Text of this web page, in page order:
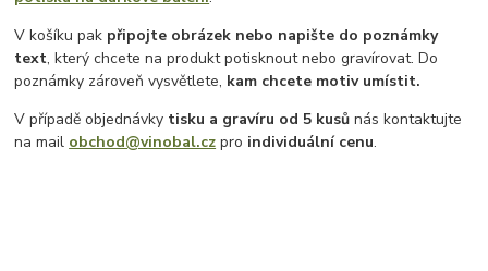
V košíku pak připojte obrázek nebo napište do poznámky
text, který chcete na produkt potisknout nebo gravírovat. Do
poznámky zároveň vysvětlete, kam chcete motiv umístit.
V případě objednávky tisku a gravíru od 5 kusů nás kontaktujte
na mail obchod@vinobal.cz pro individuální cenu.